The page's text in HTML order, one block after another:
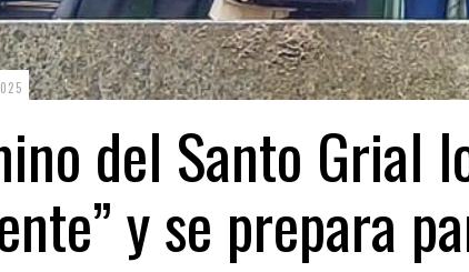
2
.
0
del Santo Grial
y se prepara